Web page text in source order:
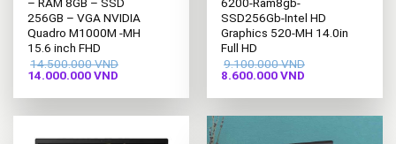
256GB – VGA NVIDIA
Quadro M1000M -MH
15.6 inch FHD
14.500.000VND
Giá
là:
14.000.000VND
tại
14.000.000 VND.
SSD256Gb-Intel HD
Graphics 520-MH 14.0in
Full HD
9.100.000VND
Giá
là:
8.600.000VND
tại
8.600.000 VND.